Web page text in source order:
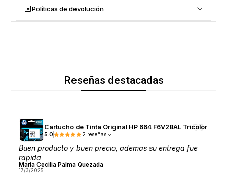
Políticas de devolución
Reseñas destacadas
Cartucho de Tinta Original HP 664 F6V28AL Tricolor
5.0 2 reseñas
Buen producto y buen precio, ademas su entrega fue
rapida
Maria Cecilia Palma Quezada
17/3/2025